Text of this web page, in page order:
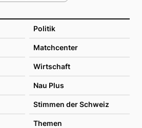
Politik
Matchcenter
Wirtschaft
Nau Plus
Stimmen der Schweiz
Themen